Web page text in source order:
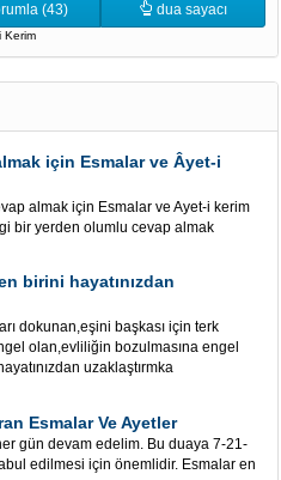
(43) dua sayacı
Kerim
için Esmalar ve Âyet-i
almak için Esmalar ve Ayet-i kerim
bir yerden olumlu cevap almak
birini hayatınızdan
dokunan,eşini başkası için terk
olan,evliliğin bozulmasına engel
uzaklaştırmka
Esmalar Ve Ayetler
gün devam edelim. Bu duaya 7-21-
edilmesi için önemlidir. Esmalar en